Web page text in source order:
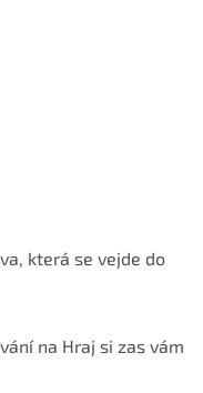
která se vejde do
na Hraj si zas vám